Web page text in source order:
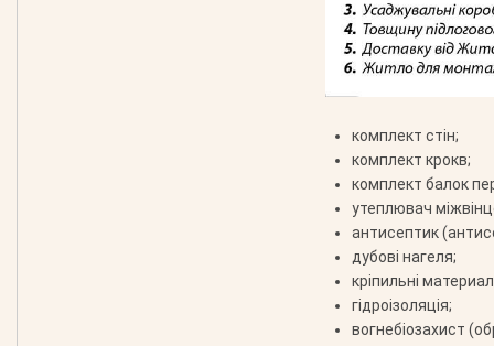
комплект стін;
комплект крокв;
комплект балок
утеплювач
антисептик
дубові нагеля;
кріпильні
гідроізоляція;
вогнебіозахист